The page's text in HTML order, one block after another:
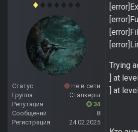
Статус
Не в сети
Группа
Сталкеры
Репутация
34
Сообщений
8
Регистрация
24.02.2025
Trying
] at
] at